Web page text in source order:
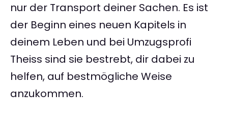
nur der Transport deiner Sachen. Es ist
der Beginn eines neuen Kapitels in
deinem Leben und bei Umzugsprofi
Theiss sind sie bestrebt, dir dabei zu
helfen, auf bestmögliche Weise
anzukommen.